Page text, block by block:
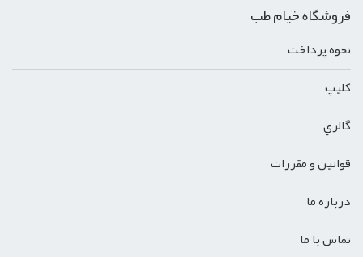
فروشگاه خیام طب
نحوه پرداخت
کليپ
گالري
قوانين و مقررات
درباره ما
تماس با ما